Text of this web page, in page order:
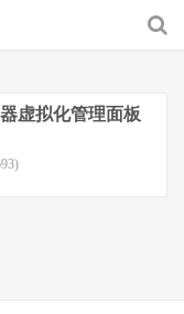
虚拟化管理面板